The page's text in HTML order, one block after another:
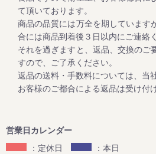
2023/10/12
高級南高梅がお買い得！秋・冬お買
（12月25日まで）
この度、2023年12月25日までの期
庭用梅干1kg×2個セットと1kg×3個
い求めいただけるお買い得企画を開
さい。
て頂いております。
商品の品質には万全を期しています
合には商品到着後３日以内にご連絡
それを過ぎますと、返品、交換のご
すので、ご了承ください。
返品の送料・手数料については、当
お客様のご都合による返品は受け付
営業日カレンダー
：定休日
：本日